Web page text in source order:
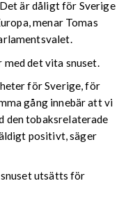
är dåligt för Sverige
menar Tomas
det vita snuset.
för Sverige, för
gång innebär att vi
den tobaksrelaterade
positivt, säger
utsätts för